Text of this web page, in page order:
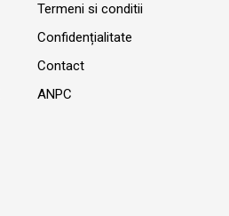
Termeni si conditii
Confidențialitate
Contact
ANPC